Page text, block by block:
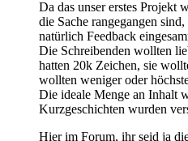
Da das unser erstes Projekt
die Sache rangegangen
natürlich Feedback
Die Schreibenden wollten
hatten 20k Zeichen, sie
wollten weniger oder
Die ideale Menge an Inhalt
Kurzgeschichten wurden
Hier im Forum, ihr seid ja